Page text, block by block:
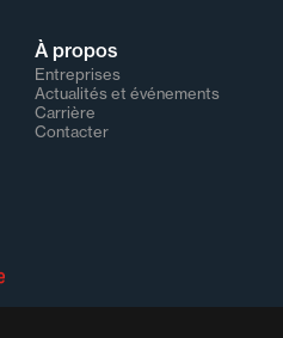
À propos
Entreprises
Actualités et événements
Carrière
Contacter